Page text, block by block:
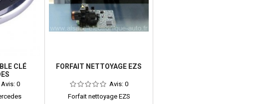
CLÉ
Avis: 0
FORFAIT NETTOYAGE EZS
Avis: 0
Forfait nettoyage EZS